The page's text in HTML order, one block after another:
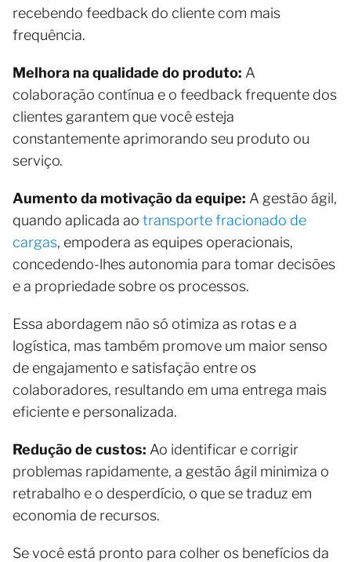
recebendo feedback do cliente com mais
frequência.
Melhora na qualidade do produto: A
colaboração contínua e o feedback frequente dos
clientes garantem que você esteja
constantemente aprimorando seu produto ou
serviço.
Aumento da motivação da equipe: A gestão ágil,
quando aplicada ao transporte fracionado de
cargas, empodera as equipes operacionais,
concedendo-lhes autonomia para tomar decisões
e a propriedade sobre os processos.
Essa abordagem não só otimiza as rotas e a
logística, mas também promove um maior senso
de engajamento e satisfação entre os
colaboradores, resultando em uma entrega mais
eficiente e personalizada.
Redução de custos: Ao identificar e corrigir
problemas rapidamente, a gestão ágil minimiza o
retrabalho e o desperdício, o que se traduz em
economia de recursos.
Se você está pronto para colher os benefícios da